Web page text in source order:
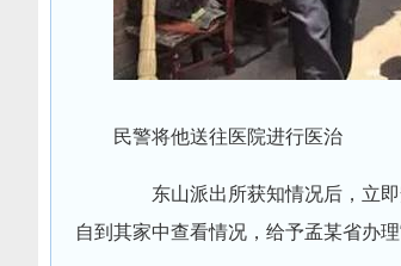
民警将他送往医院进行医治
东山派出所获知情况后，立即
自到其家中查看情况，给予孟某省办